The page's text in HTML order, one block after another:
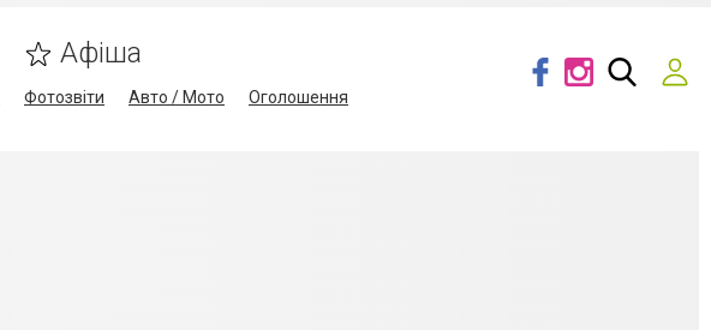
Афіша
Фотозвіти Авто / Мото Оголошення